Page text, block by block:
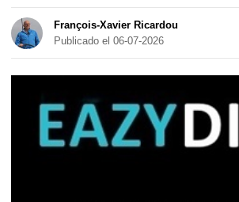
François-Xavier Ricardou
Publicado el 06-07-2026